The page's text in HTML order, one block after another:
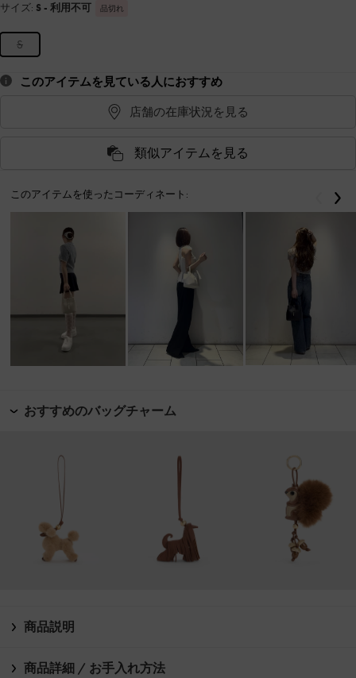
サイズ: S - 利用不可 品切れ
S
このアイテムを見ている人におすすめ
店舗の在庫状況を見る
類似アイテムを見る
このアイテムを使ったコーディネート: 戻る
おすすめのバッグチャーム
商品説明
商品詳細 / お手入れ方法